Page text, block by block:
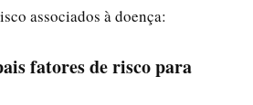
associados à doença:
fatores de risco para